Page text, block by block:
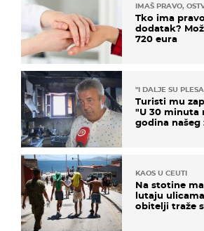
IMAŠ PRAVO,
Tko ima
dodatak?
720 eura
"I DALJE SU
Turisti mu
"U 30 minuta
godina našeg
KAOS U CEUTI
Na stotine
lutaju
obitelji traže